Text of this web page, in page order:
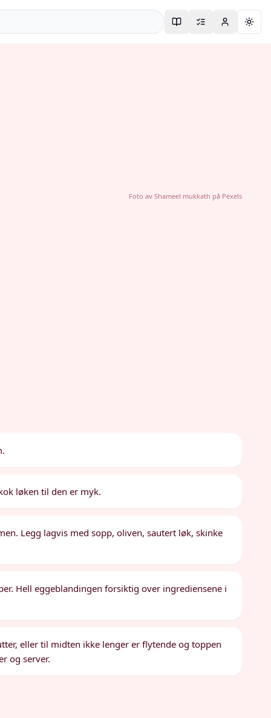
Foto av Shameel mukkath på Pexels
løken til den er myk.
Legg lagvis med sopp, oliven, sautert løk, skinke
Hell eggeblandingen forsiktig over ingrediensene i
eller til midten ikke lenger er flytende og toppen
og server.